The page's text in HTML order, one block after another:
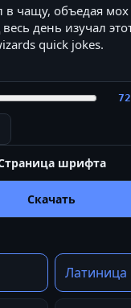
72
шрифта
Скачать
Латиница